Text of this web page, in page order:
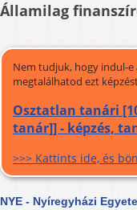
Államilag
Nem tudjuk, hogy indul-e
megtalálhatod ezt
Osztatlan tanári
tanár]] - képzés,
>>> Kattints ide, és
NYE - Nyíregyházi